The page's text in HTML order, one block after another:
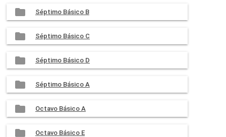
Séptimo Básico B
Séptimo Básico C
Séptimo Básico D
Séptimo Básico A
Octavo Básico A
Octavo Básico E